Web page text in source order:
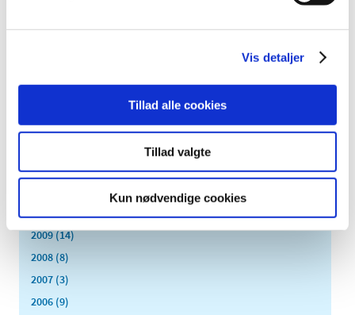
Vis detaljer
Tillad alle cookies
Tillad valgte
Kun nødvendige cookies
2018 (150)
2014 (44)
2012 (44)
2010 (7)
2009 (14)
2008 (8)
2007 (3)
2006 (9)